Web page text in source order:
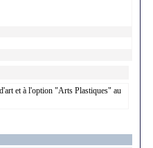
et à l'option "Arts Plastiques" au